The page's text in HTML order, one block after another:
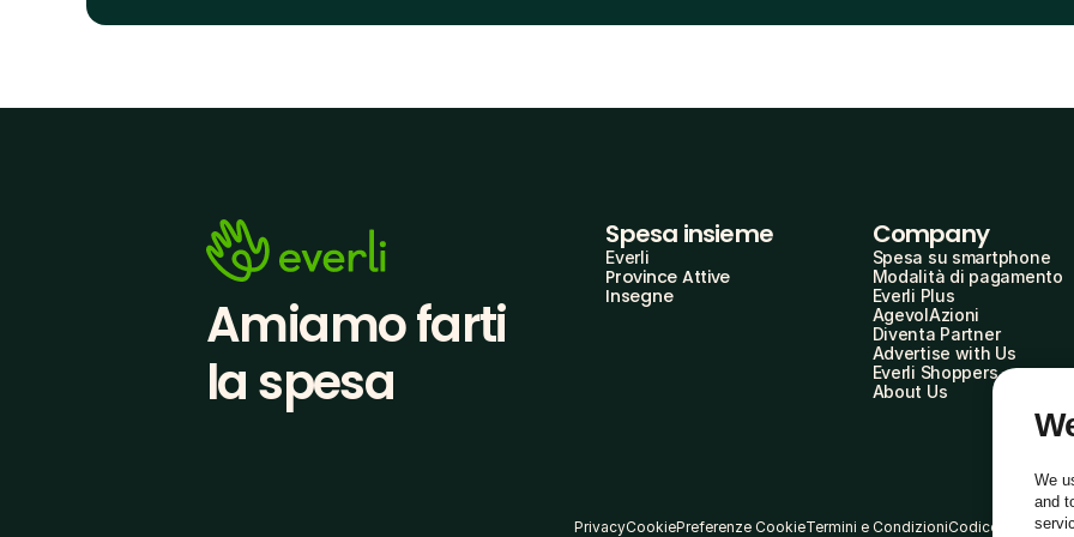
Amiamo farti
la spesa
Spesa insieme
Everli
Province Attive
Insegne
Company
Spesa su smartphone
Modalità di pagamento
Everli Plus
AgevolAzioni
Diventa Partner
Advertise with Us
Everli Shoppers
About Us
PrivacyCookiePreferenze CookieTermini e CondizioniCodice Etico
We
and